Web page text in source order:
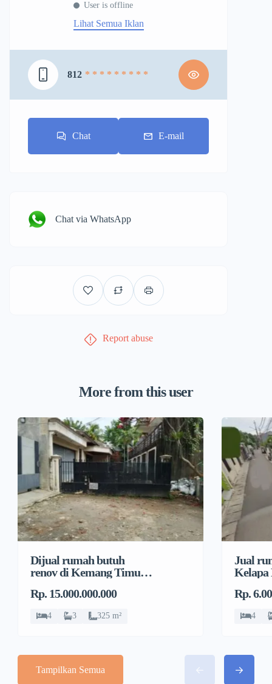
User is offline
Lihat Semua Iklan
812 * * * * * * * * *
Chat E-mail
Chat via WhatsApp
Report abuse
More from this user
Dijual rumah butuh
renov di Kemang Timur,
Rp. 15.000.000.000
4 3 325 m²
Jual
Kelapa
Rp.
4
Tampilkan Semua